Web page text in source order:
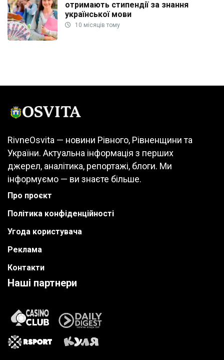
отримають стипендії за знання
української мови
10 місяців тому
RivneOsvita — новини Рівного, Рівненщини та
України. Актуальна інформація з перших
джерел, аналітика, репортажі, блоги. Ми
інформуємо — ви знаєте більше.
Про проєкт
Політика конфіденційності
Угода користувача
Реклама
Контакти
Наші партнери